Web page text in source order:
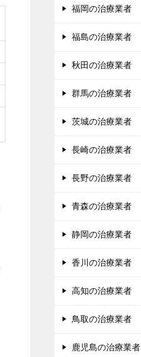
福岡の治療業者
福島の治療業者
秋田の治療業者
群馬の治療業者
茨城の治療業者
長崎の治療業者
長野の治療業者
青森の治療業者
静岡の治療業者
香川の治療業者
高知の治療業者
鳥取の治療業者
鹿児島の治療業者